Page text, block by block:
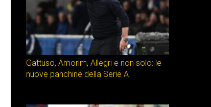
Gattuso, Amorim, Allegri e non solo: le
nuove panchine della Serie A